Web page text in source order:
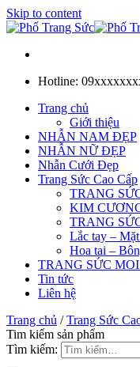
Skip to content
Hotline:
Trang chủ
Giới thiệu
NHẪN NAM ĐẸP
NHẪN NỮ ĐẸP
Nhẫn Cưới Đẹp
Trang Sức Cao Cấp
TRANG
KIM
TRANG
Lắc tay –
Hoa tai –
TRANG SỨC
Tin tức
Liên hệ
Trang chủ / Trang Sức
Tim kiếm sản phẩm
Tìm kiếm: